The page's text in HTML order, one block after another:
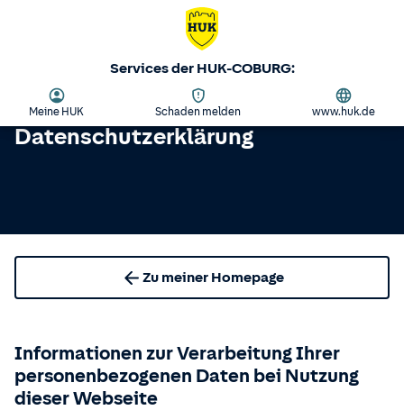
Services der HUK-COBURG:
Meine HUK Schaden melden www.huk.de
Datenschutzerklärung
Zu meiner Homepage
Informationen zur Verarbeitung Ihrer
personenbezogenen Daten bei Nutzung
dieser Webseite